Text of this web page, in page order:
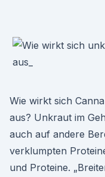
Wie wirkt sich
aus? Unkraut im
auch auf andere
verklumpten
und Proteine.